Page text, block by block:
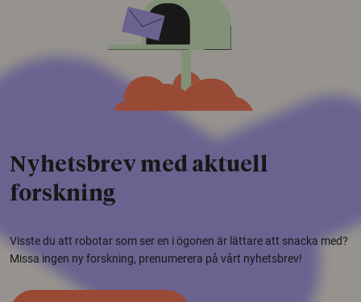
Nyhetsbrev med aktuell
forskning
Visste du att robotar som ser en i ögonen är lättare att snacka med?
Missa ingen ny forskning, prenumerera på vårt nyhetsbrev!